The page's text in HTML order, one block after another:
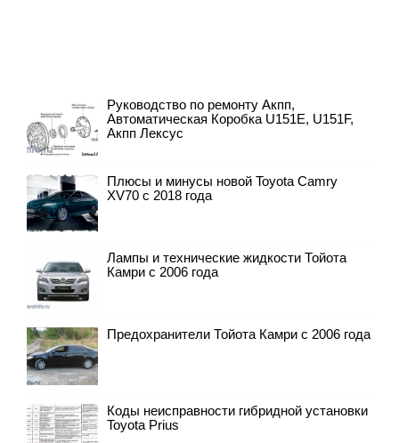
Руководство по ремонту Акпп,
Автоматическая Коробка U151E, U151F,
Акпп Лексус
Плюсы и минусы новой Toyota Camry
XV70 с 2018 года
Лампы и технические жидкости Тойота
Камри с 2006 года
Предохранители Тойота Камри с 2006 года
Коды неисправности гибридной установки
Toyota Prius